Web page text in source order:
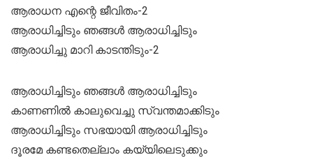
ആരാധന എന്റെ ജീവിതം-2
ആരാധിച്ചിടും ഞങ്ങൾ ആരാധിച്ചിടും
ആരാധിച്ചു മാറി കാടന്തിടും-2
ആരാധിച്ചിടും ഞങ്ങൾ ആരാധിച്ചിടും
കാണണിൽ കാലുവെച്ചു സ്വന്തമാക്കിടും
ആരാധിച്ചിടും സഭയായി ആരാധിച്ചിടും
ദൂരമേ കണ്ടതെല്ലാം കയ്യിലെടുക്കും